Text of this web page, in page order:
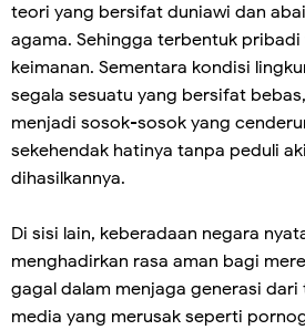
teori yang bersifat duniawi dan
agama. Sehingga terbentuk pribadi
keimanan. Sementara kondisi
segala sesuatu yang bersifat
menjadi sosok-sosok yang
sekehendak hatinya tanpa peduli
dihasilkannya.
Di sisi lain, keberadaan negara
menghadirkan rasa aman bagi
gagal dalam menjaga generasi
media yang merusak seperti